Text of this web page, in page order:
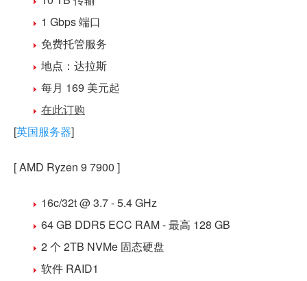
1 Gbps 端口
免费托管服务
地点： 达拉斯
每月 169 美元起
在此订购
[英国服务器]
[ AMD Ryzen 9 7900 ]
16c/32t @ 3.7 - 5.4 GHz
64 GB DDR5 ECC RAM - 最高 128 GB
2 个 2TB NVMe 固态硬盘
软件 RAID1